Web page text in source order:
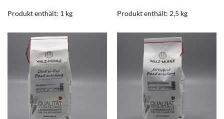
Produkt enthält: 1 kg Produkt enthält: 2,5 kg